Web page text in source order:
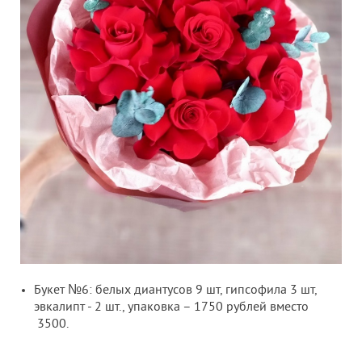
Букет №6: белых диантусов 9 шт, гипсофила 3 шт,
эвкалипт - 2 шт., упаковка – 1750 рублей вместо
3500.